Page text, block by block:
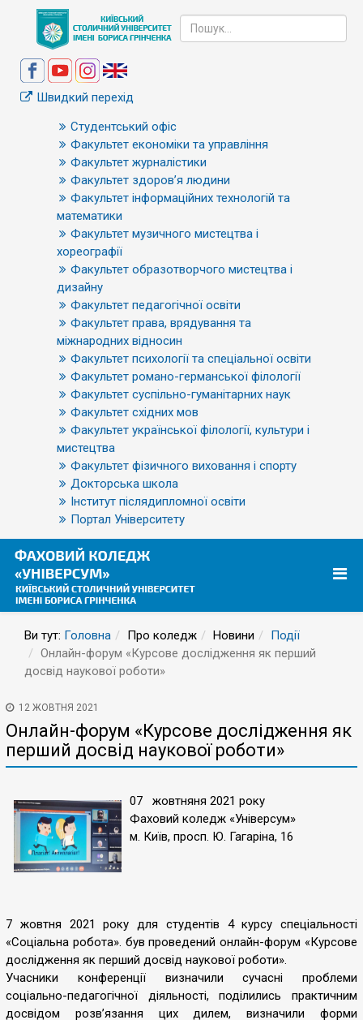
Швидкий перехід
Студентський офіс
Факультет економіки та управління
Факультет журналістики
Факультет здоров’я людини
Факультет інформаційних технологій та
математики
Факультет музичного мистецтва і
хореографії
Факультет образотворчого мистецтва і
дизайну
Факультет педагогічної освіти
Факультет права, врядування та
міжнародних відносин
Факультет психології та спеціальної освіти
Факультет романо-германської філології
Факультет суспільно-гуманітарних наук
Факультет східних мов
Факультет української філології, культури і
мистецтва
Факультет фізичного виховання і спорту
Докторська школа
Інститут післядипломної освіти
Портал Університету
Ви тут: Головна Про коледж Новини
Події
Онлайн-форум «Курсове дослідження як перший
досвід наукової роботи»
12 ЖОВТНЯ 2021
Онлайн-форум «Курсове дослідження як
перший досвід наукової роботи»
07 жовтняня 2021 року
Фаховий коледж «Універсум»
м. Київ, просп. Ю. Гагаріна, 16
7 жовтня 2021 року для студентів 4 курсу спеціальності
«Соціальна робота». був проведений онлайн-форум «Курсове
дослідження як перший досвід наукової роботи».
Учасники конференції визначили сучасні проблеми
соціально-педагогічної діяльності, поділились практичним
досвідом розв’язання цих дилем, визначили форми